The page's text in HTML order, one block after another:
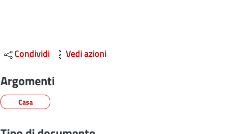
Condividi Vedi azioni
Argomenti
Casa